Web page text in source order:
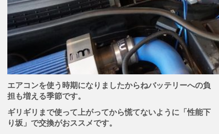
エアコンを使う時期になりましたからねバッテリーへの負
担も増える季節です。
ギリギリまで使って上がってから慌てないように「性能下
り坂」で交換がおススメです。